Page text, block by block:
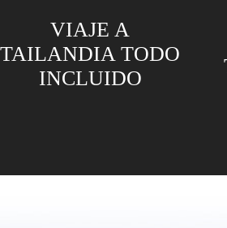
VIAJE A JAPÓN
TODO INCLUIDO